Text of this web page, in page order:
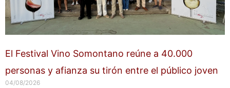
El Festival Vino Somontano reúne a 40.000
personas y afianza su tirón entre el público joven
04/08/2026